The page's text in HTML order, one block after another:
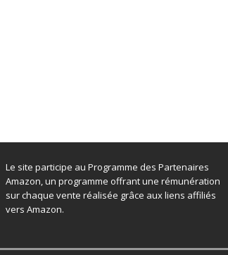
Le site participe au Programme des Partenaires
Amazon, un programme offrant une rémunération
sur chaque vente réalisée grâce aux liens affiliés
vers Amazon.